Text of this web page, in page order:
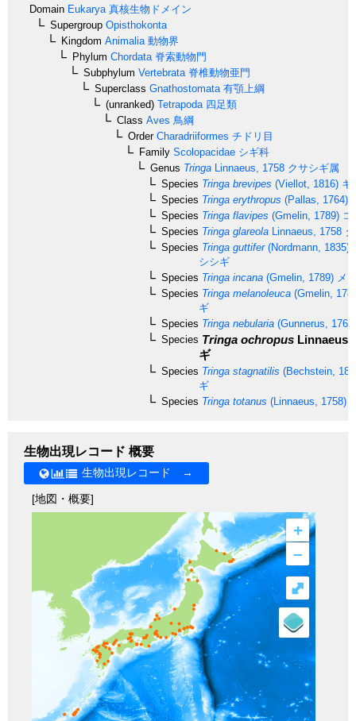
Domain Eukarya 真核生物ドメイン
Supergroup Opisthokonta
Kingdom Animalia 動物界
Phylum Chordata 脊索動物門
Subphylum Vertebrata 脊椎動物亜門
Superclass Gnathostomata 有顎上綱
(unranked) Tetrapoda 四足類
Class Aves 鳥綱
OrderCharadriiformes チドリ目
Family Scolopacidae シギ科
Genus Tringa Linnaeus, 1758 クサシギ属
Species Tringa brevipes (Viellot, 1816) キ
Species Tringa erythropus (Pallas, 1764)
Species Tringa flavipes (Gmelin, 1789) コ
Species Tringa glareola Linnaeus, 1758
Species Tringa guttifer(Nordmann, 1835)
シシギ
Species Tringa incana (Gmelin, 1789) メ
Species Tringa melanoleuca (Gmelin,
ギ
Species Tringa nebularia (Gunnerus, 1767)
Species Tringa ochropus Linnaeus,
ギ
Species Tringa stagnatilis (Bechstein,
ギ
Species Tringa totanus (Linnaeus, 1758)
生物出現レコード 概要
生物出現レコード →
[地図・概要]
+
–
⤢